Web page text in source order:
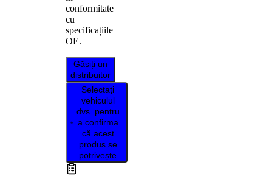
conformitate
cu
specificațiile
OE.
Găsiți un
distribuitor
Selectați
vehiculul
dvs. pentru
a confirma
că acest
produs se
potrivește